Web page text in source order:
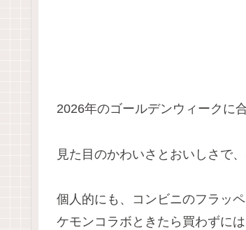
2026年のゴールデンウィークに
見た目のかわいさとおいしさで
個人的にも、コンビニのフラッ
ケモンコラボときたら買わずに